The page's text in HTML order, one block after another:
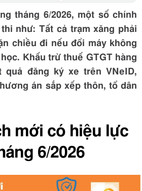
tháng 6/2026, một số chính
như: Tất cả trạm xăng phải
chiều đi nếu đổi máy không
Khấu trừ thuế GTGT hàng
quả đăng ký xe trên VNeID,
án sắp xếp thôn, tổ dân
mới có hiệu lực
6/2026